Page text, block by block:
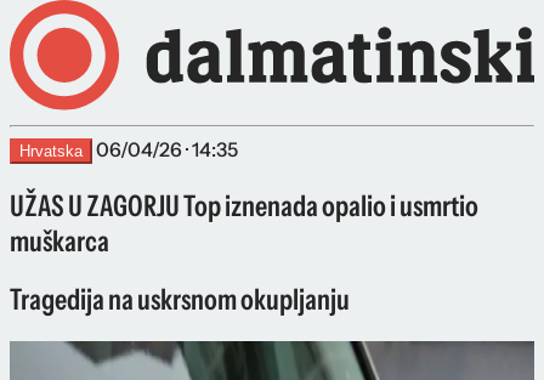
Hrvatska 06/04/26 · 14:35
UŽAS U ZAGORJU Top iznenada opalio i usmrtio
muškarca
Tragedija na uskrsnom okupljanju